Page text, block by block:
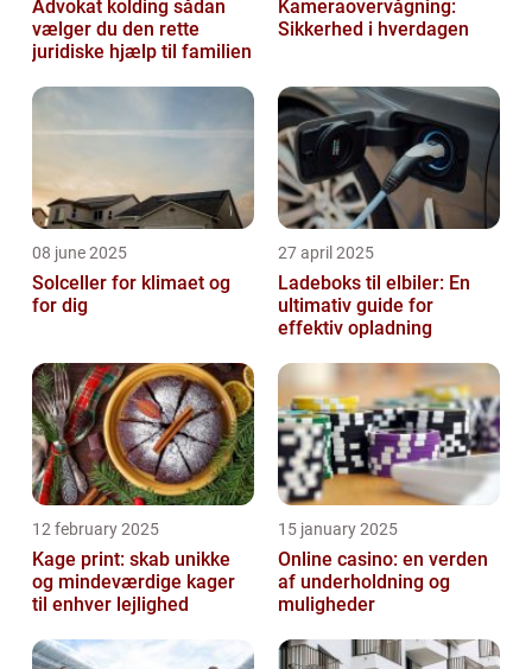
Advokat kolding sådan
vælger du den rette
juridiske hjælp til familien
Kameraovervågning:
Sikkerhed i hverdagen
08 june 2025
Solceller for klimaet og
for dig
27 april 2025
Ladeboks til elbiler: En
ultimativ guide for
effektiv opladning
12 february 2025
Kage print: skab unikke
og mindeværdige kager
til enhver lejlighed
15 january 2025
Online casino: en verden
af underholdning og
muligheder